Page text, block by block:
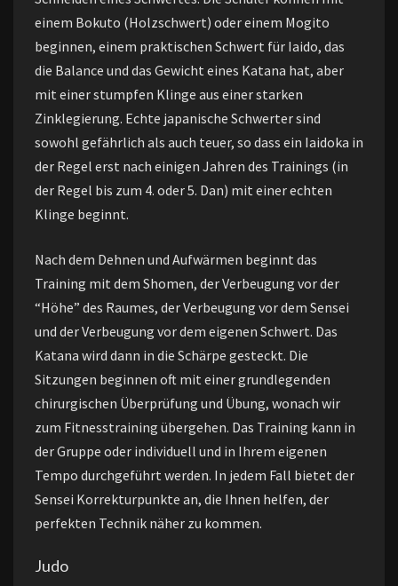
einem Bokuto (Holzschwert) oder einem Mogito
beginnen, einem praktischen Schwert für Iaido, das
die Balance und das Gewicht eines Katana hat, aber
mit einer stumpfen Klinge aus einer starken
Zinklegierung. Echte japanische Schwerter sind
sowohl gefährlich als auch teuer, so dass ein Iaidoka in
der Regel erst nach einigen Jahren des Trainings (in
der Regel bis zum 4. oder 5. Dan) mit einer echten
Klinge beginnt.
Nach dem Dehnen und Aufwärmen beginnt das
Training mit dem Shomen, der Verbeugung vor der
“Höhe” des Raumes, der Verbeugung vor dem Sensei
und der Verbeugung vor dem eigenen Schwert. Das
Katana wird dann in die Schärpe gesteckt. Die
Sitzungen beginnen oft mit einer grundlegenden
chirurgischen Überprüfung und Übung, wonach wir
zum Fitnesstraining übergehen. Das Training kann in
der Gruppe oder individuell und in Ihrem eigenen
Tempo durchgeführt werden. In jedem Fall bietet der
Sensei Korrekturpunkte an, die Ihnen helfen, der
perfekten Technik näher zu kommen.
Judo